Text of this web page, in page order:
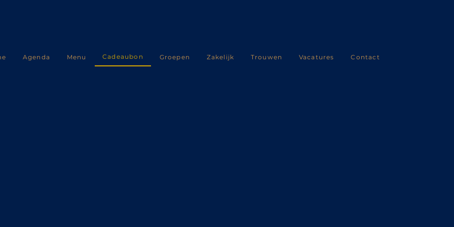
Agenda Menu Cadeaubon Groepen Zakelijk Trouwen Vacatures Contact